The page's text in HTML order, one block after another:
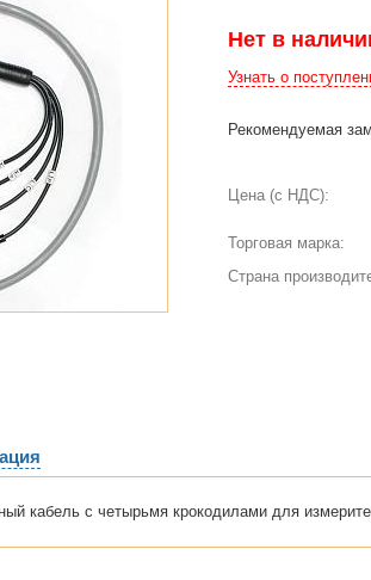
Нет в
Узнать о
Рекомендуемая
Цена (с НДС):
Торговая марка:
Страна
кабель с четырьмя крокодилами для